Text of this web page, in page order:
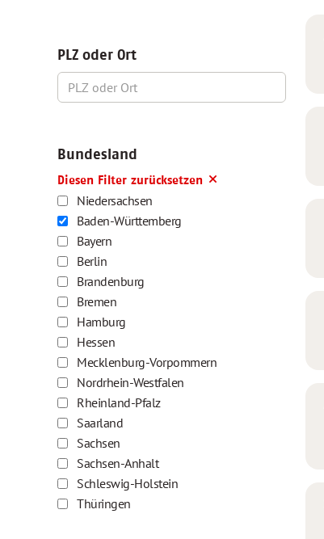
PLZ oder Ort
Bundesland
Diesen Filter zurücksetzen
Niedersachsen
Baden-Württemberg
Bayern
Berlin
Brandenburg
Bremen
Hamburg
Hessen
Mecklenburg-Vorpommern
Nordrhein-Westfalen
Rheinland-Pfalz
Saarland
Sachsen
Sachsen-Anhalt
Schleswig-Holstein
Thüringen